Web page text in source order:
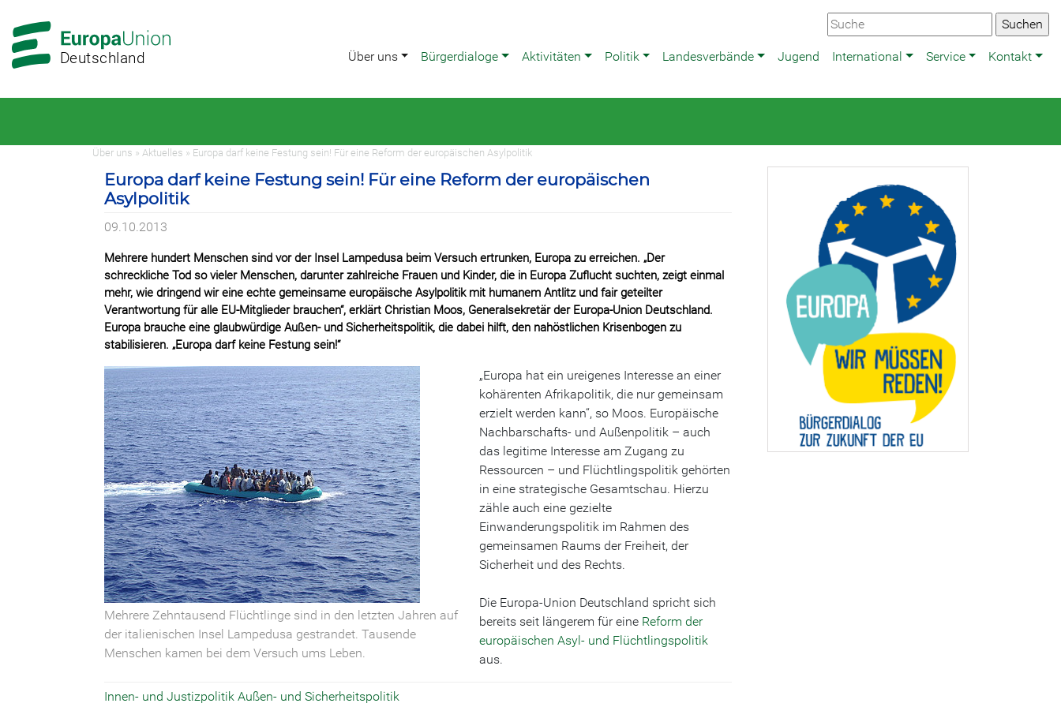
Hauptnavigation
Hauptbereich
Deutschland Über uns Bürgerdialoge Aktivitäten Politik Landesverbände Jugend International Service Kontakt
Über uns » Aktuelles » Europa darf keine Festung sein! Für eine Reform der europäischen Asylpolitik
Europa darf keine Festung sein! Für eine Reform der europäischen
Asylpolitik
09.10.2013
Mehrere hundert Menschen sind vor der Insel Lampedusa beim Versuch ertrunken, Europa zu erreichen. „Der
schreckliche Tod so vieler Menschen, darunter zahlreiche Frauen und Kinder, die in Europa Zuflucht suchten, zeigt einmal
mehr, wie dringend wir eine echte gemeinsame europäische Asylpolitik mit humanem Antlitz und fair geteilter
Verantwortung für alle EU-Mitglieder brauchen“, erklärt Christian Moos, Generalsekretär der Europa-Union Deutschland.
Europa brauche eine glaubwürdige Außen- und Sicherheitspolitik, die dabei hilft, den nahöstlichen Krisenbogen zu
stabilisieren. „Europa darf keine Festung sein!“
Mehrere Zehntausend Flüchtlinge sind in den letzten Jahren auf
der italienischen Insel Lampedusa gestrandet. Tausende
Menschen kamen bei dem Versuch ums Leben.
„Europa hat ein ureigenes Interesse an einer
kohärenten Afrikapolitik, die nur gemeinsam
erzielt werden kann“, so Moos. Europäische
Nachbarschafts- und Außenpolitik – auch
das legitime Interesse am Zugang zu
Ressourcen – und Flüchtlingspolitik gehörten
in eine strategische Gesamtschau. Hierzu
zähle auch eine gezielte
Einwanderungspolitik im Rahmen des
gemeinsamen Raums der Freiheit, der
Sicherheit und des Rechts.
Die Europa-Union Deutschland spricht sich
bereits seit längerem für eine Reform der
europäischen Asyl- und Flüchtlingspolitik
aus.
Innen- und Justizpolitik Außen- und Sicherheitspolitik